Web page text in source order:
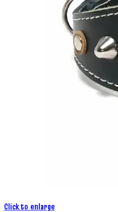
Click to enlarge